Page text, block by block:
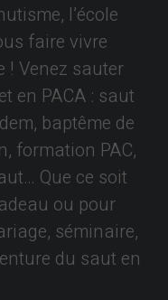
l’école
faire vivre
! Venez sauter
en PACA : saut
baptême de
formation PAC,
Que ce soit
ou pour
séminaire,
du saut en